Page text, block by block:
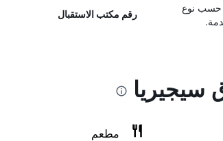
حسب نوع
رقم مكتب الاستقبال
سيجيريا
مطعم